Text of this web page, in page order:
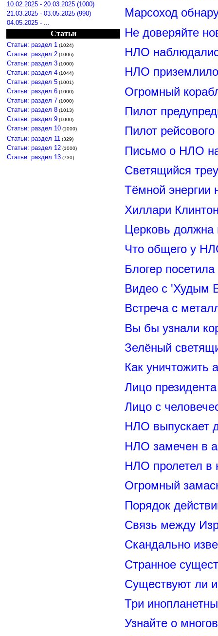
10.02.2025 - 20.03.2025 (1000)
21.03.2025 - 03.05.2025 (990)
04.05.2025 - ...
Статьи
Статьи: раздел 1 (1024)
Статьи: раздел 2 (1006)
Статьи: раздел 3 (1000)
Статьи: раздел 4 (1044)
Статьи: раздел 5 (1001)
Статьи: раздел 6 (1000)
Статьи: раздел 7 (1000)
Статьи: раздел 8 (1013)
Статьи: раздел 9 (1000)
Статьи: раздел 10 (1000)
Статьи: раздел 11 (329)
Статьи: раздел 12 (1000)
Статьи: раздел 13 (730)
Марсоход
Не доверяйте
НЛО
НЛО
Огромный
Пилот
Пилот
Письмо о НЛО
Светящийся
Тёмной энергии
Хиллари
Церковь должна
Что общего у
Блогер
Видео с 'Худым
Встреча с
Вы бы узнали
Зелёный
Как уничтожить
Лицо
Лицо с
НЛО выпускает
НЛО замечен в
НЛО пролетел в
Огромный
Порядок
Связь между
Скандально
Странное
Существуют ли
Три
Узнайте о